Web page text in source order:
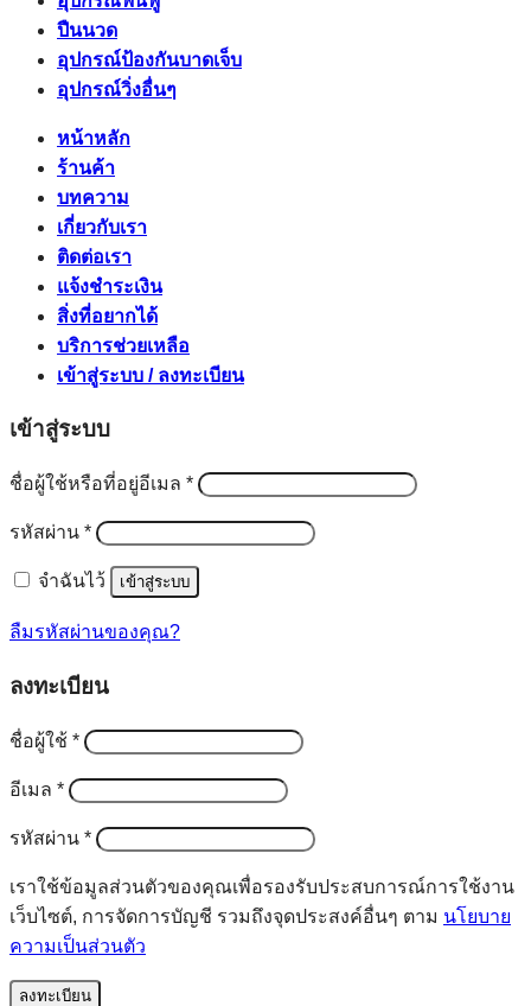
ปืนนวด
อุปกรณ์ป้องกันบาดเจ็บ
อุปกรณ์วิ่งอื่นๆ
หน้าหลัก
ร้านค้า
บทความ
เกี่ยวกับเรา
ติดต่อเรา
แจ้งชำระเงิน
สิ่งที่อยากได้
บริการช่วยเหลือ
เข้าสู่ระบบ / ลงทะเบียน
เข้าสู่ระบบ
ชื่อผู้ใช้หรือที่อยู่อีเมล *ต้องการ
รหัสผ่าน *ต้องการ
จำฉันไว้ เข้าสู่ระบบ
ลืมรหัสผ่านของคุณ?
ลงทะเบียน
ชื่อผู้ใช้ *ต้องการ
อีเมล *ต้องการ
รหัสผ่าน *ต้องการ
เราใช้ข้อมูลส่วนตัวของคุณเพื่อรองรับประสบการณ์การใช้งาน
เว็บไซต์, การจัดการบัญชี รวมถึงจุดประสงค์อื่นๆ ตาม นโยบาย
ความเป็นส่วนตัว
ลงทะเบียน